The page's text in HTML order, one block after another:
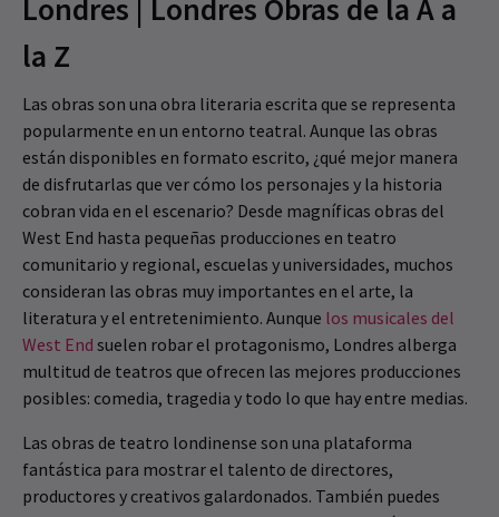
Londres | Londres Obras de la A a
la Z
Las obras son una obra literaria escrita que se representa
popularmente en un entorno teatral. Aunque las obras
están disponibles en formato escrito, ¿qué mejor manera
de disfrutarlas que ver cómo los personajes y la historia
cobran vida en el escenario? Desde magníficas obras del
West End hasta pequeñas producciones en teatro
comunitario y regional, escuelas y universidades, muchos
consideran las obras muy importantes en el arte, la
literatura y el entretenimiento. Aunque los musicales del
West End suelen robar el protagonismo, Londres alberga
multitud de teatros que ofrecen las mejores producciones
posibles: comedia, tragedia y todo lo que hay entre medias.
Las obras de teatro londinense son una plataforma
fantástica para mostrar el talento de directores,
productores y creativos galardonados. También puedes